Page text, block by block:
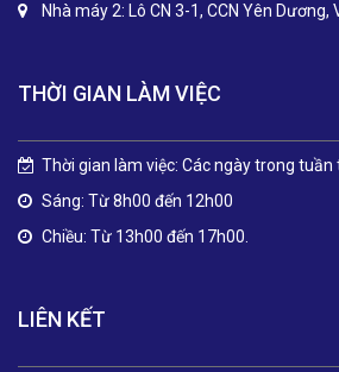
Nhà máy 2: Lô CN 3-1, CCN Yên Dương,
THỜI GIAN LÀM VIỆC
Thời gian làm việc: Các ngày trong
Sáng: Từ 8h00 đến 12h00
Chiều: Từ 13h00 đến 17h00.
LIÊN KẾT